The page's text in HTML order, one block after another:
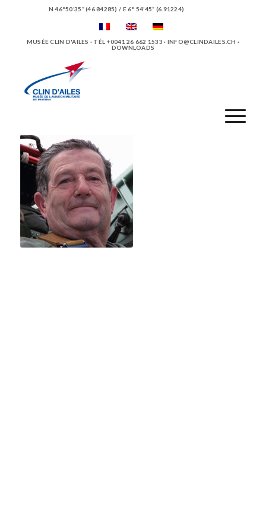
N 46°50’35” (46.84285) / E 6° 54’45” (6.91224)
MUSÉE CLIN D'AILES · TÉL +0041 26 662 1533 · INFO@CLINDAILES.CH ·
DOWNLOADS